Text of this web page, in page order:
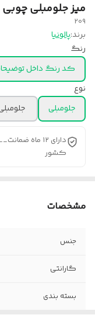
میز جلومبلی چوبی
209
برند:پالونیا
رنگ
کد رنگ داخل
نوع
جلومبلی
جلومبلی
دارای ۱۲ ماه
کشور
مشخصات
جنس
گارانتی
بسته بندی